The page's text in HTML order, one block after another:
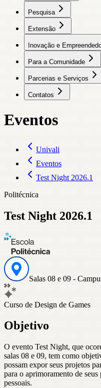
Pesquisa
Extensão
Inovação e
Para a Comunidade
Parcerias e Serviços
Contatos
Eventos
Univali
Eventos
Test Night 2026.1
Politécnica
Test Night 2026.1
Salas 08 e 09 -
Curso de Design de Games
Objetivo
O evento Test Night, que
salas 08 e 09, tem como
possam expor seus projetos
para o aprimoramento de
pessoais.